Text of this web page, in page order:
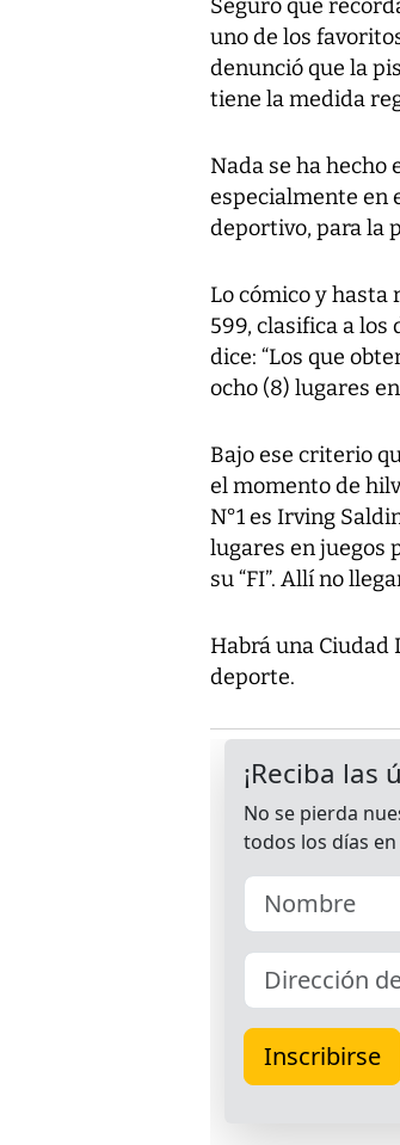
Seguro que
uno de los
denunció que la
tiene la medida
Nada se ha hecho
especialmente en
deportivo, para la
Lo cómico y hasta
599, clasifica a
dice: “Los que
ocho (8) lugares
Bajo ese criterio
el momento de
N°1 es Irving
lugares en juegos
su “FI”. Allí no
Habrá una
deporte.